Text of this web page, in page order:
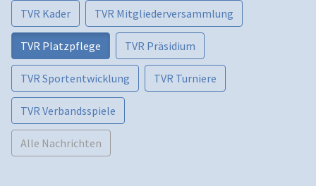
TVR Kader TVR Mitgliederversammlung
TVR Platzpflege TVR Präsidium
TVR Sportentwicklung TVR Turniere
TVR Verbandsspiele
Alle Nachrichten